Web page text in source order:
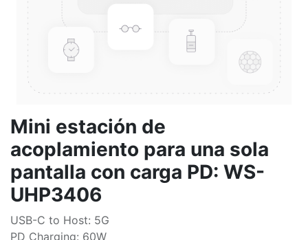
Mini estación de
acoplamiento para una sola
pantalla con carga PD: WS-
UHP3406
USB-C to Host: 5G
PD Charging: 60W